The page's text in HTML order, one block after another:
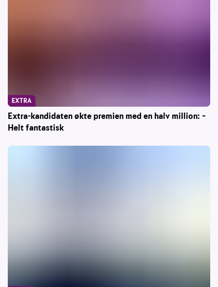
Extra-kandidaten økte premien med en halv million: –
Helt fantastisk
EXTRA